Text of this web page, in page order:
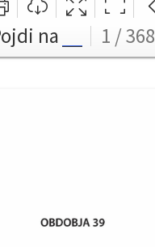
na 1 / 368